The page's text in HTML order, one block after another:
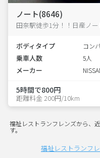
ノート(8646)
田奈駅徒歩1分！！日産ノ
ボディタイプ コン
乗車人数 5人
メーカー
5時間で800円
距離料金 200円/10km
福祉レストランフレンズから、
す。
福祉レストランフ